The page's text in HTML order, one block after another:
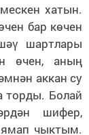
хатын.
бар көчен
шартлары
өчен, аның
аккан су
торды. Болай
шифер,
чыктым.